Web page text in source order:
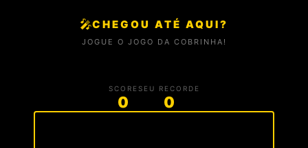
🎤CHEGOU ATÉ AQUI?
JOGUE O JOGO DA COBRINHA!
SCORE
0
SEU RECORDE
0